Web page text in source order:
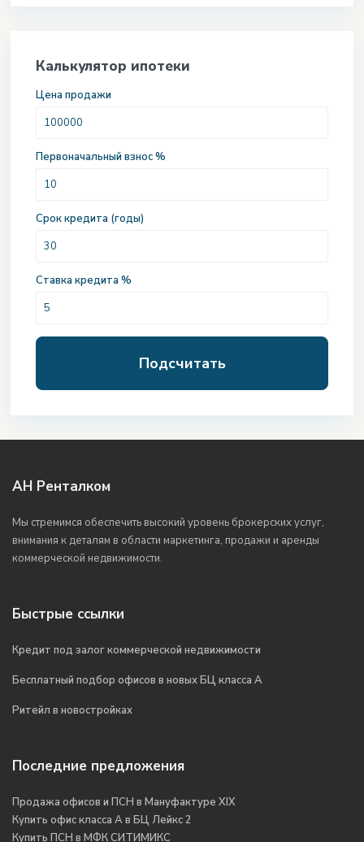
Калькулятор ипотеки
Цена продажи
Первоначальный взнос %
Срок кредита (годы)
Ставка кредита %
Подсчитать
АН Ренталком
Мы стремимся обеспечить высокий уровень брокерских услуг,
внимания к деталям в области маркетинга, продажи и аренды
коммерческой недвижимости.
Быстрые ссылки
Кредит под залог коммерческой недвижимости
Бесплатный подбор офисов в новых БЦ класса А
Ритейл в новостройках
Последние предложения
Продажа офисов и ПСН в Мануфактуре XIX
Купить офис класса А в БЦ Лейкс 2
Купить ПСН в МФК СИТИМИКС